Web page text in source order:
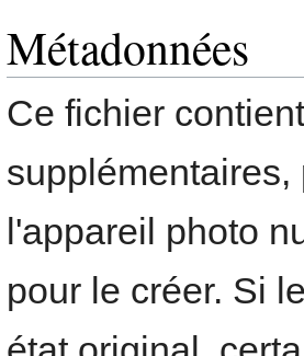
Métadonnées
Ce fichier
l'appareil photo
pour le créer. Si